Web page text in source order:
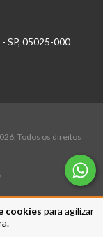
cookies para agilizar
SP, 05025-000
Todos os direitos